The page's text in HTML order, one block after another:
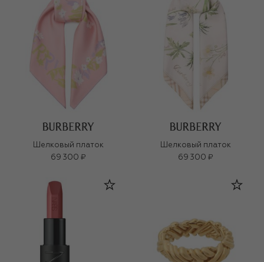
Шелковый платок
69 300 ₽
Шелковый платок
69 300 ₽